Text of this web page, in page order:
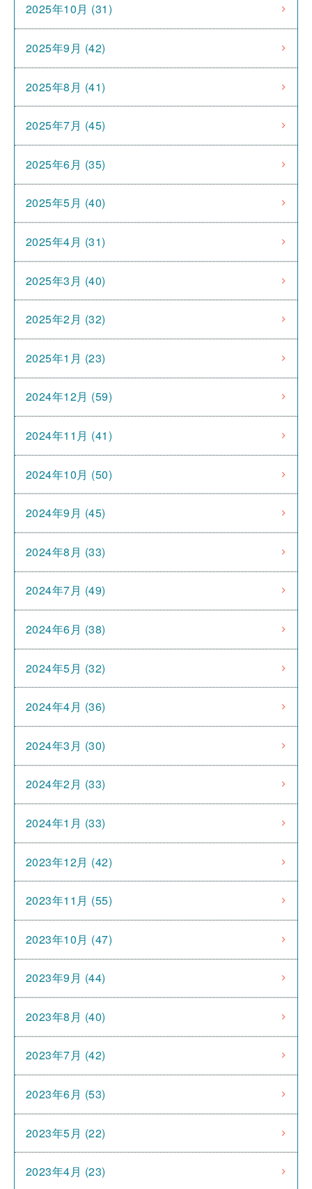
2025年10月 (31)
2025年9月 (42)
2025年8月 (41)
2025年7月 (45)
2025年6月 (35)
2025年5月 (40)
2025年4月 (31)
2025年3月 (40)
2025年2月 (32)
2025年1月 (23)
2024年12月 (59)
2024年11月 (41)
2024年10月 (50)
2024年9月 (45)
2024年8月 (33)
2024年7月 (49)
2024年6月 (38)
2024年5月 (32)
2024年4月 (36)
2024年3月 (30)
2024年2月 (33)
2024年1月 (33)
2023年12月 (42)
2023年11月 (55)
2023年10月 (47)
2023年9月 (44)
2023年8月 (40)
2023年7月 (42)
2023年6月 (53)
2023年5月 (22)
2023年4月 (23)